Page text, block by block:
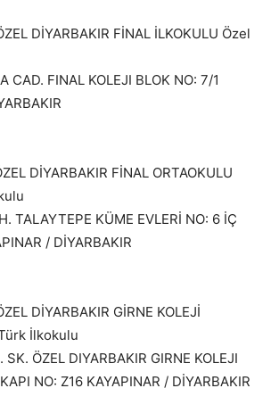
DİYARBAKIR FİNAL İLKOKULU Özel
CAD. FINAL KOLEJI BLOK NO: 7/1
DİYARBAKIR FİNAL ORTAOKULU
TALAYTEPE KÜME EVLERİ NO: 6 İÇ
/ DİYARBAKIR
DİYARBAKIR GİRNE KOLEJİ
İlkokulu
ÖZEL DIYARBAKIR GIRNE KOLEJI
NO: Z16 KAYAPINAR / DİYARBAKIR